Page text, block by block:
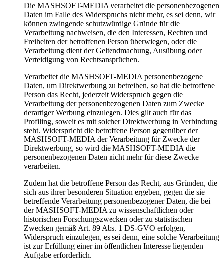
Die MASHSOFT-MEDIA verarbeitet die personenbezogenen
Daten im Falle des Widerspruchs nicht mehr, es sei denn, wir
können zwingende schutzwürdige Gründe für die
Verarbeitung nachweisen, die den Interessen, Rechten und
Freiheiten der betroffenen Person überwiegen, oder die
Verarbeitung dient der Geltendmachung, Ausübung oder
Verteidigung von Rechtsansprüchen.
Verarbeitet die MASHSOFT-MEDIA personenbezogene
Daten, um Direktwerbung zu betreiben, so hat die betroffene
Person das Recht, jederzeit Widerspruch gegen die
Verarbeitung der personenbezogenen Daten zum Zwecke
derartiger Werbung einzulegen. Dies gilt auch für das
Profiling, soweit es mit solcher Direktwerbung in Verbindung
steht. Widerspricht die betroffene Person gegenüber der
MASHSOFT-MEDIA der Verarbeitung für Zwecke der
Direktwerbung, so wird die MASHSOFT-MEDIA die
personenbezogenen Daten nicht mehr für diese Zwecke
verarbeiten.
Zudem hat die betroffene Person das Recht, aus Gründen, die
sich aus ihrer besonderen Situation ergeben, gegen die sie
betreffende Verarbeitung personenbezogener Daten, die bei
der MASHSOFT-MEDIA zu wissenschaftlichen oder
historischen Forschungszwecken oder zu statistischen
Zwecken gemäß Art. 89 Abs. 1 DS-GVO erfolgen,
Widerspruch einzulegen, es sei denn, eine solche Verarbeitung
ist zur Erfüllung einer im öffentlichen Interesse liegenden
Aufgabe erforderlich.